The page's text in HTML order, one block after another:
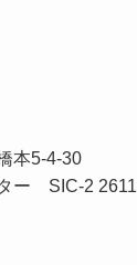
本5-4-30
ー SIC-2 2611